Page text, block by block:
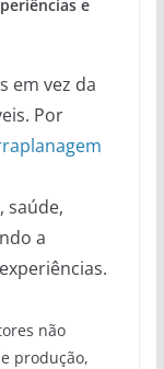
e
em vez da
Por
saúde,
a
não
produção,